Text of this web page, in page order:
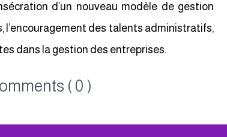
d’un nouveau modèle de gestion
l’encouragement des talents administratifs,
dans la gestion des entreprises.
( 0 )